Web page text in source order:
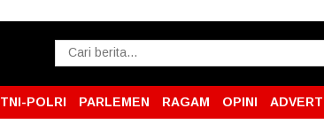
TNI-POLRI PARLEMEN RAGAM OPINI